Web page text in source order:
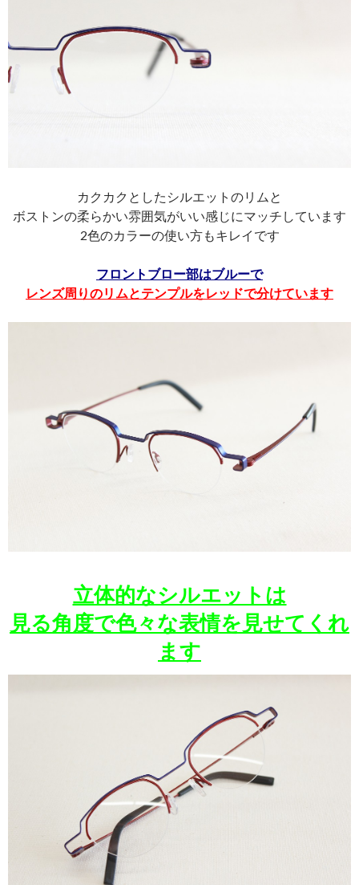
カクカクとしたシルエットのリムと
ボストンの柔らかい雰囲気がいい感じにマッチしています
2色のカラーの使い方もキレイです
フロントブロー部はブルーで
レンズ周りのリムとテンプルをレッドで分けています
立体的なシルエットは
見る角度で色々な表情を見せてくれ
ます